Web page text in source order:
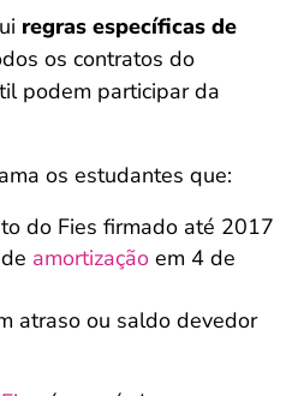
regras específicas de
os contratos do
podem participar da
os estudantes que:
do Fies firmado até 2017
amortização em 4 de
atraso ou saldo devedor